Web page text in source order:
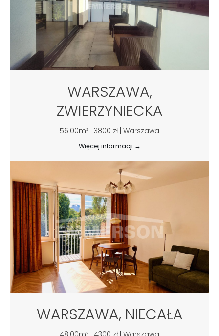
WARSZAWA,
ZWIERZYNIECKA
56.00m² | 3800 zł | Warszawa
Więcej informacji →
WARSZAWA, NIECAŁA
48.00m² | 4300 zł | Warszawa